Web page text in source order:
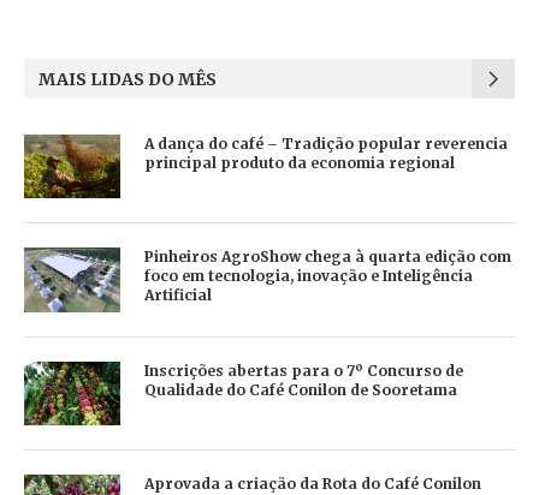
MAIS LIDAS DO MÊS
A dança do café – Tradição popular reverencia
principal produto da economia regional
Pinheiros AgroShow chega à quarta edição com
foco em tecnologia, inovação e Inteligência
Artificial
Inscrições abertas para o 7º Concurso de
Qualidade do Café Conilon de Sooretama
Aprovada a criação da Rota do Café Conilon